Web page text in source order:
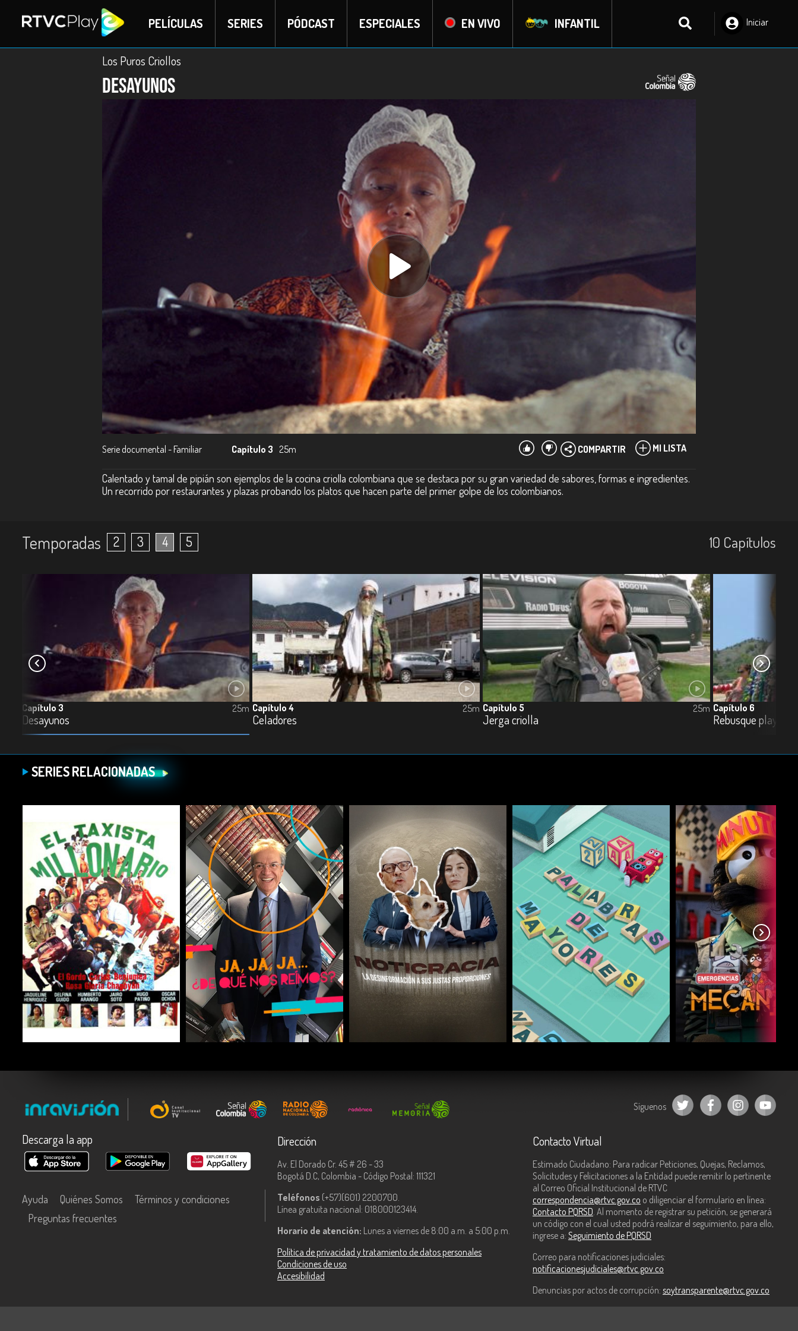
PELÍCULAS SERIES PÓDCAST ESPECIALES EN VIVO INFANTIL
Iniciar
Los Puros Criollos
Desayunos
Serie documental - Familiar Capítulo 3 25m MI LISTA
COMPARTIR
Calentado y tamal de pipián son ejemplos de la cocina criolla colombiana que se destaca por su gran variedad de sabores, formas e ingredientes.
Un recorrido por restaurantes y plazas probando los platos que hacen parte del primer golpe de los colombianos.
Temporadas 2 3 4 5 10 Capí­tulos
Capítulo 3
Desayunos
25m Capítulo 4
Celadores
25m Capítulo 5
Jerga criolla
25m Capítulo 6
Rebusque playero
SERIES RELACIONADAS
COMPARTIR COMPARTIR COMPARTIR COMPARTIR
Síguenos
Descarga la app
Ayuda Quiénes Somos
Términos y condiciones
Preguntas frecuentes
Dirección
Av. El Dorado Cr. 45 # 26 - 33
Bogotá D.C, Colombia - Código Postal: 111321
Teléfonos (+57)(601) 2200700.
Línea gratuita nacional: 018000123414.
Horario de atención: Lunes a viernes de 8:00 a.m. a 5:00 p.m.
Política de privacidad y tratamiento de datos personales
Condiciones de uso
Accesibilidad
Contacto Virtual
Estimado Ciudadano: Para radicar Peticiones, Quejas, Reclamos,
Solicitudes y Felicitaciones a la Entidad puede remitir lo pertinente
al Correo Oficial Institucional de RTVC
correspondencia@rtvc.gov.co o diligenciar el formulario en línea:
Contacto PQRSD . Al momento de registrar su petición, se generará
un código con el cual usted podrá realizar el seguimiento, para ello,
ingrese a: Seguimiento de PQRSD
Correo para notificaciones judiciales:
notificacionesjudiciales@rtvc.gov.co
Denuncias por actos de corrupción: soytransparente@rtvc.gov.co